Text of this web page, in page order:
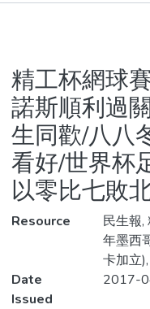
Statistics
精工杯網球
諾斯順利過
生同歡/八八
看好/世界杯
以零比七敗
Resource
民生報
年墨西
卡加立
Date
Issued
2017-